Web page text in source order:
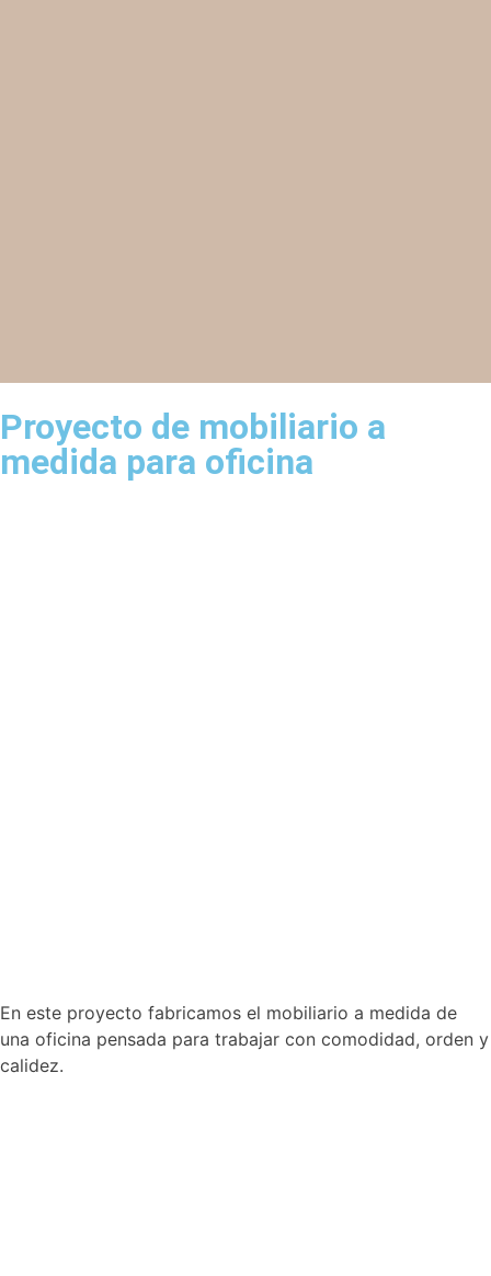
Proyecto de mobiliario a
medida para oficina
En este proyecto fabricamos el mobiliario a medida de
una oficina pensada para trabajar con comodidad, orden y
calidez.